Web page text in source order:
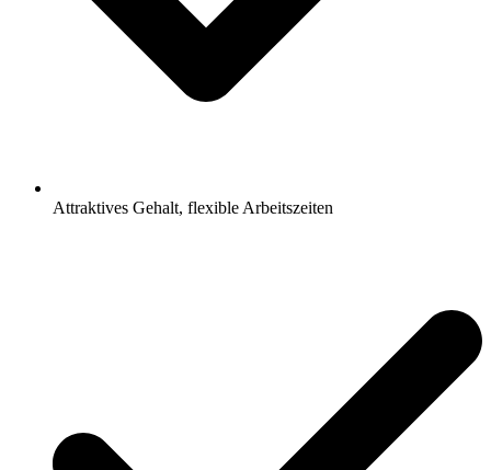
Attraktives Gehalt, flexible Arbeitszeiten